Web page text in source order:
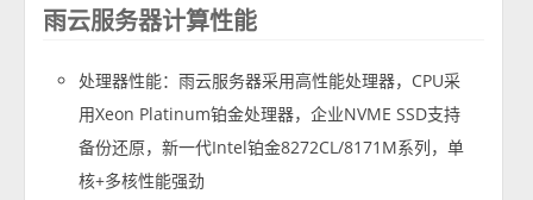
雨云服务器计算性能
处理器性能：雨云服务器采用高性能处理器，CPU采
用Xeon Platinum铂金处理器，企业NVME SSD支持
备份还原，新一代Intel铂金8272CL/8171M系列，单
核+多核性能强劲